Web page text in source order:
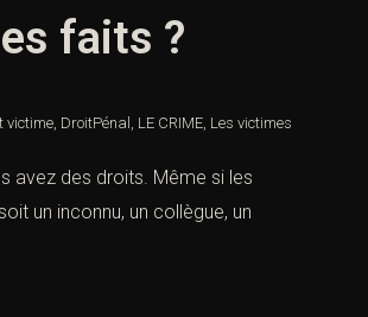
faits ?
victime, DroitPénal , LE CRIME, Les victimes
avez des droits. Même si les
un inconnu, un collègue, un